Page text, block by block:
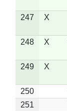
247 X
248 X
249 X
250
251